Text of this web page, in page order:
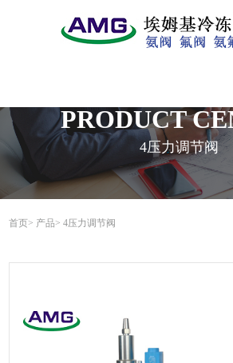
PRODUCT
4压力调节阀
首页> 产品>4压力调节阀